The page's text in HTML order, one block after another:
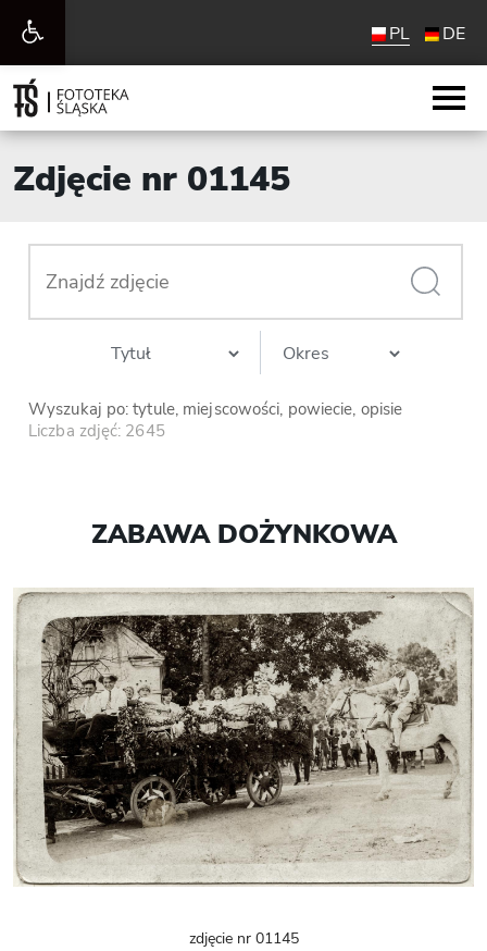
Otwórz
pasek
narzędzi
PL DE
Zdjęcie nr 01145
Wyszukaj po: tytule, miejscowości, powiecie, opisie
Liczba zdjęć: 2645
ZABAWA DOŻYNKOWA
zdjęcie nr 01145